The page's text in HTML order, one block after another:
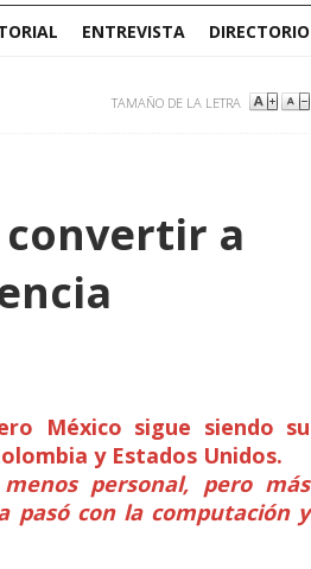
ENTREVISTA DIRECTORIO
TAMAÑO DE LA LETRA
convertir a
México sigue siendo su
y Estados Unidos.
personal, pero más
pasó con la computación y